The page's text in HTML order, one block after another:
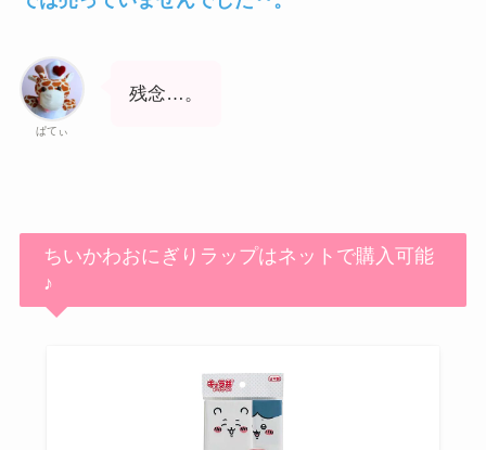
ぱてぃ
残念…。
ちいかわおにぎりラップはネットで購入可能
♪